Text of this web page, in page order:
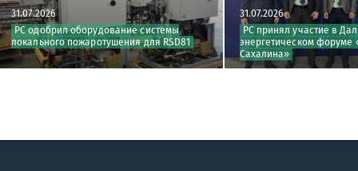
31.07.2026
РС одобрил оборудование системы
локального пожаротушения для RSD81
31.07.2026
РС принял участие в
энергетическом форуме
Сахалина»